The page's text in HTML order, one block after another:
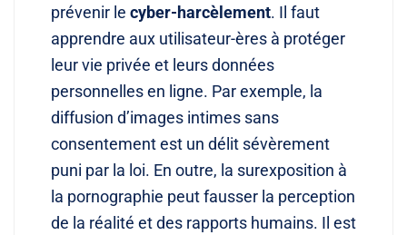
prévenir le cyber-harcèlement. Il faut
apprendre aux utilisateur-ères à protéger
leur vie privée et leurs données
personnelles en ligne. Par exemple, la
diffusion d’images intimes sans
consentement est un délit sévèrement
puni par la loi. En outre, la surexposition à
la pornographie peut fausser la perception
de la réalité et des rapports humains. Il est